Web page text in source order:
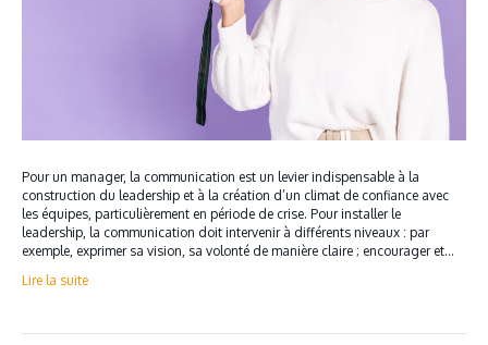
Pour un manager, la communication est un levier indispensable à la
construction du leadership et à la création d’un climat de confiance avec
les équipes, particulièrement en période de crise. Pour installer le
leadership, la communication doit intervenir à différents niveaux : par
exemple, exprimer sa vision, sa volonté de manière claire ; encourager et…
Lire la suite